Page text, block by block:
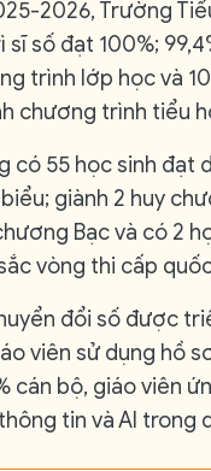
2026, Trường
sĩ số đạt 100%;
trình lớp học và
chương trình tiểu
có 55 học sinh đạt
giành 2 huy
Bạc và có 2
vòng thi cấp
đổi số được
viên sử dụng hồ
cán bộ, giáo viên
tin và AI trong